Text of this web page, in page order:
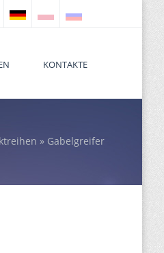
KONTAKTE
» Gabelgreifer